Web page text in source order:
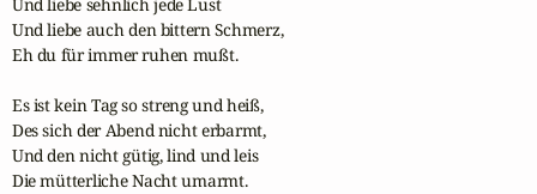
Und liebe sehnlich jede Lust
Und liebe auch den bittern Schmerz,
Eh du für immer ruhen mußt.
Es ist kein Tag so streng und heiß,
Des sich der Abend nicht erbarmt,
Und den nicht gütig, lind und leis
Die mütterliche Nacht umarmt.